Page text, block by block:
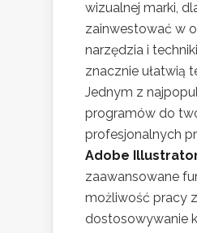
wizualnej marki,
zainwestować w
narzędzia i
znacznie ułatwią
Jednym z
programów do
profesjonalnych
Adobe
zaawansowane
możliwość pracy
dostosowywanie